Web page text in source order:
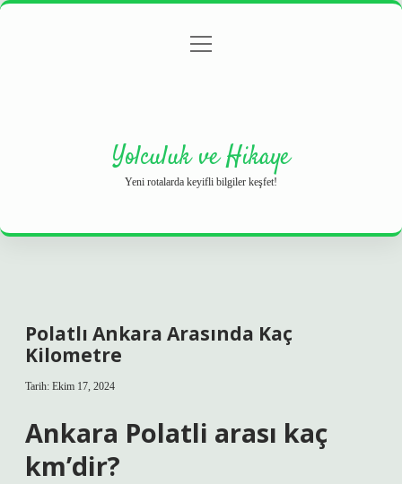
Gizlilik Politikası
menüyü
Yolculuk ve Hikaye
Yeni rotalarda keyifli bilgiler keşfet!
Polatlı Ankara Arasında Kaç
Kilometre
Tarih: Ekim 17, 2024
Ankara Polatli arası kaç
km’dir?